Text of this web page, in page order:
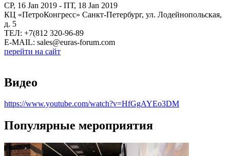
СР, 16 Jan 2019 - ПТ, 18 Jan 2019
КЦ «ПетроКонгресс» Санкт-Петербург, ул. Лодейнопольская,
д. 5
ТЕЛ: +7(812 320-96-89
E-MAIL: sales@euras-forum.com
перейти на сайт
Видео
https://www.youtube.com/watch?v=HfGgAYEo3DM
Популярные мероприятия